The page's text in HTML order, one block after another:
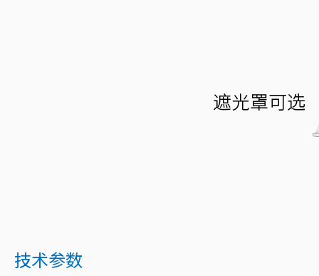
技术参数